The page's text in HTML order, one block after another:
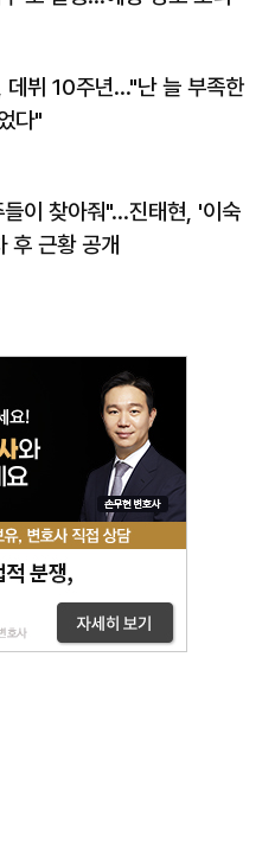
데뷔 10주년…"난 늘 부족한
다"
들이 찾아줘"…진태현, '이숙
후 근황 공개